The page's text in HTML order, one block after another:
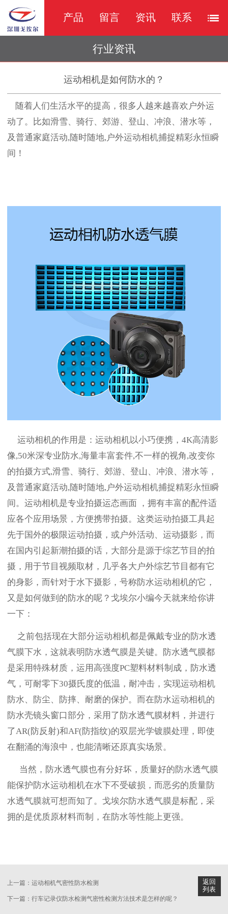
产品 留言 资讯 联系
行业资讯
运动相机是如何防水的？
随着人们生活水平的提高，很多人越来越喜欢户外运
动了。比如滑雪、骑行、郊游、登山、冲浪、潜水等，
及普通家庭活动,随时随地,户外运动相机捕捉精彩永恒瞬
间！
运动相机的作用是：运动相机以小巧便携，4K高清影
像,50米深专业防水,海量丰富套件,不一样的视角,改变你
的拍摄方式,滑雪、骑行、郊游、登山、冲浪、潜水等，
及普通家庭活动,随时随地,户外运动相机捕捉精彩永恒瞬
间。运动相机是专业拍摄运态画面 ，拥有丰富的配件适
应各个应用场景，方便携带拍摄。这类运动拍摄工具起
先于国外的极限运动拍摄，或户外活动、运动摄影，而
在国内引起新潮拍摄的话，大部分是源于综艺节目的拍
摄，用于节目视频取材，几乎各大户外综艺节目都有它
的身影，而针对于水下摄影，号称防水运动相机的它，
又是如何做到的防水的呢？戈埃尔小编今天就来给你讲
一下：
之前包括现在大部分运动相机都是佩戴专业的防水透
气膜下水，这就表明防水透气膜是关键。防水透气膜都
是采用特殊材质，运用高强度PC塑料材料制成，防水透
气，可耐零下30摄氏度的低温，耐冲击，实现运动相机
防水、防尘、防摔、耐磨的保护。而在防水运动相机的
防水壳镜头窗口部分，采用了防水透气膜材料，并进行
了AR(防反射)和AF(防指纹)的双层光学镀膜处理，即使
在翻涌的海浪中，也能清晰还原真实场景。
当然，防水透气膜也有分好坏，质量好的防水透气膜
能保护防水运动相机在水下不受破损，而恶劣的质量防
水透气膜就可想而知了。戈埃尔防水透气膜是标配，采
拥的是优质原材料而制，在防水等性能上更强。
返回
列表
上一篇：运动相机气密性防水检测
下一篇：行车记录仪防水检测气密性检测方法技术是怎样的呢？